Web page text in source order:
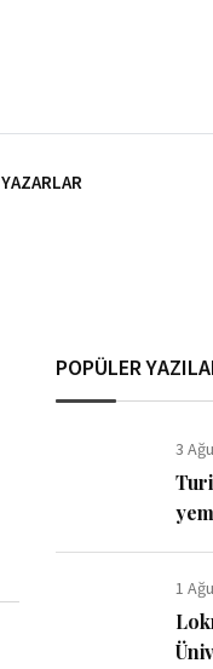
YAZARLAR
POPÜLER
3
1